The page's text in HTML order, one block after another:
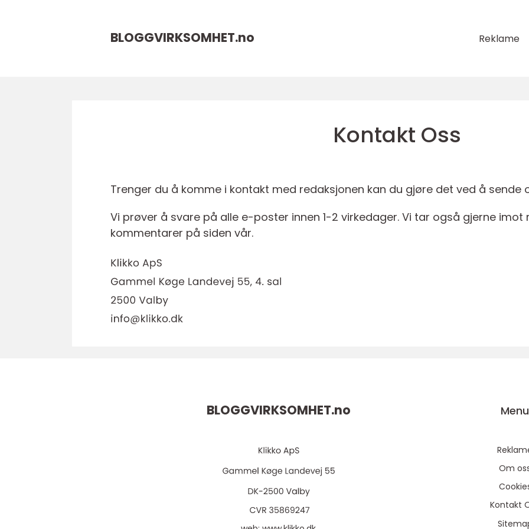
BLOGGVIRKSOMHET.no Reklame
Kontakt Oss
Trenger du å komme i kontakt med redaksjonen kan du gjøre det ved å sende
Vi prøver å svare på alle e-poster innen 1-2 virkedager. Vi tar også gjerne imot
kommentarer på siden vår.
BLOGGVIRKSOMHET.no Menu
Om
Kontakt